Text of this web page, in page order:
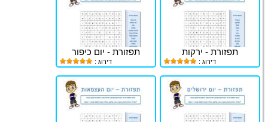
תפזורת - ירקות
דירוג :
תפזורת - יום כיפור
דירוג :